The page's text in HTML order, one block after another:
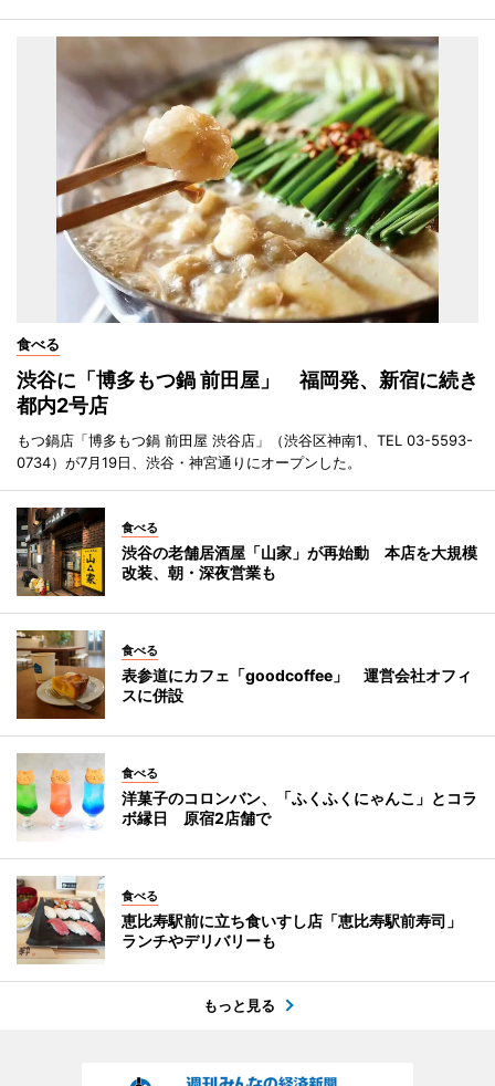
食べる
渋谷に「博多もつ鍋 前田屋」 福岡発、新宿に続き
都内2号店
もつ鍋店「博多もつ鍋 前田屋 渋谷店」（渋谷区神南1、TEL 03-5593-
0734）が7月19日、渋谷・神宮通りにオープンした。
食べる
渋谷の老舗居酒屋「山家」が再始動 本店を大規模
改装、朝・深夜営業も
食べる
表参道にカフェ「goodcoffee」 運営会社オフィ
スに併設
食べる
洋菓子のコロンバン、「ふくふくにゃんこ」とコラ
ボ縁日 原宿2店舗で
食べる
恵比寿駅前に立ち食いすし店「恵比寿駅前寿司」
ランチやデリバリーも
もっと見る